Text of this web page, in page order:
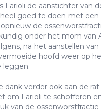
Farioli de aanstichter van
heel goed te doen met
de
onder het mom van
na het aanstellen
hoofd weer op
leggen.
dank verder ook aan de rat
om Farioli te schofferen
van de ossenworstfractie